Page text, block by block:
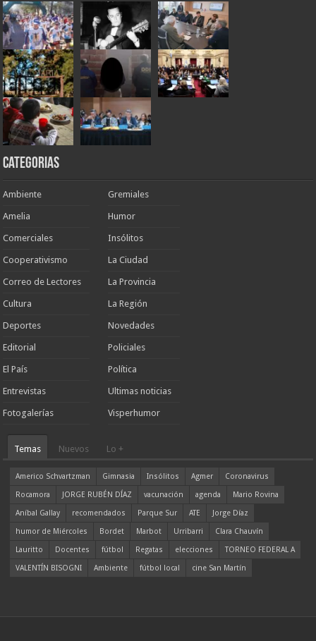
Categorias
Ambiente
Amelia
Comerciales
Cooperativismo
Correo de Lectores
Cultura
Deportes
Editorial
El País
Entrevistas
Fotogalerías
Gremiales
Humor
Insólitos
La Ciudad
La Provincia
La Región
Novedades
Policiales
Política
Ultimas noticias
Visperhumor
Temas Nuevos Lo +
Americo Schvartzman Gimnasia Insólitos Agmer
Coronavirus
Rocamora
JORGE RUBÉN DÍAZ vacunación agenda
Mario Rovina
Aníbal Gallay
recomendados Parque Sur ATE
Jorge Díaz
humor de Miércoles
Bordet Marbot Urribarri
Clara Chauvín
Lauritto
Docentes fútbol Regatas elecciones
TORNEO FEDERAL A
VALENTÍN BISOGNI
Ambiente fútbol local cine San Martín